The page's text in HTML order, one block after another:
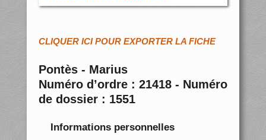
CLIQUER ICI POUR EXPORTER LA FICHE
Pontès - Marius
Numéro d’ordre : 21418 - Numéro
de dossier : 1551
Informations personnelles